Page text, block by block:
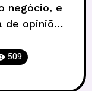
negócio, e
opiniões
e que já
longo de
resolvi
509